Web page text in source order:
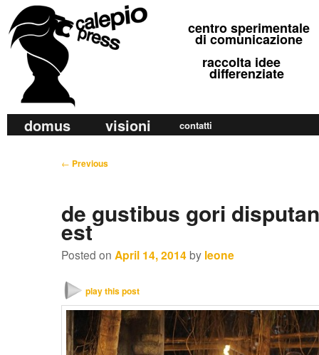
calepio press
©
centro sperimentale
di comunicazione
raccolta idee
differenziate
a
Skip
Skip
secondary
domus visioni contatti
P
t
n
a
g
← Previous
de gustibus gori
est
Posted on April 14, 2014by leone
play this post